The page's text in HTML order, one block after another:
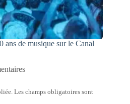
de musique sur le Canal
Les champs obligatoires sont